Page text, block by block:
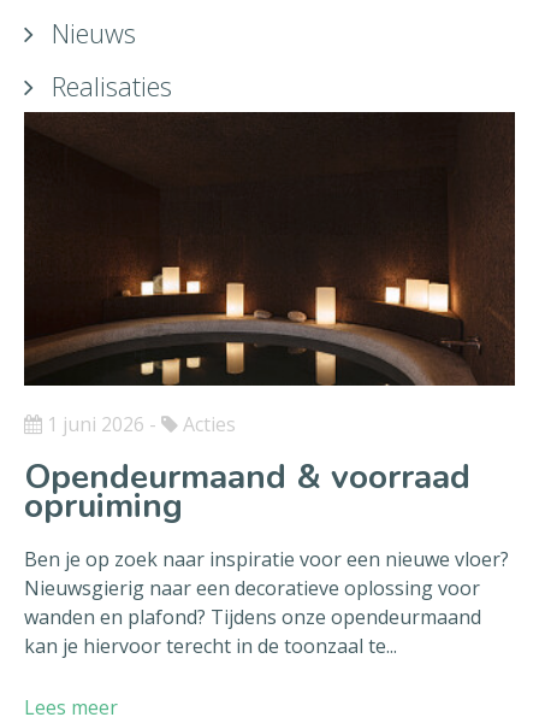
Nieuws
Realisaties
1 juni 2026 - Acties
Opendeurmaand & voorraad
opruiming
Ben je op zoek naar inspiratie voor een nieuwe vloer?
Nieuwsgierig naar een decoratieve oplossing voor
wanden en plafond? Tijdens onze opendeurmaand
kan je hiervoor terecht in de toonzaal te...
Lees meer